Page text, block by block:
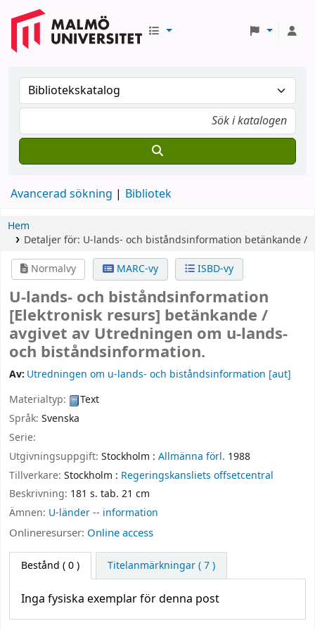
Avancerad sökning Bibliotek
Hem
Detaljer för: U-lands- och biståndsinformation betänkande /
Normalvy
MARC-vy ISBD-vy
U-lands- och biståndsinformation
[Elektronisk resurs] betänkande /
avgivet av Utredningen om u-lands-
och biståndsinformation.
Av: Utredningen om u-lands- och biståndsinformation [aut]
Materialtyp:
Text
Språk: Svenska
Serie:
Utgivningsuppgift: Stockholm : Allmänna förl. 1988
Tillverkare: Stockholm : Regeringskansliets offsetcentral
Beskrivning: 181 s. tab. 21 cm
Ämnen: U-länder -- information
Onlineresurser: Online access
Bestånd ( 0 ) Titelanmärkningar ( 7 )
Inga fysiska exemplar för denna post